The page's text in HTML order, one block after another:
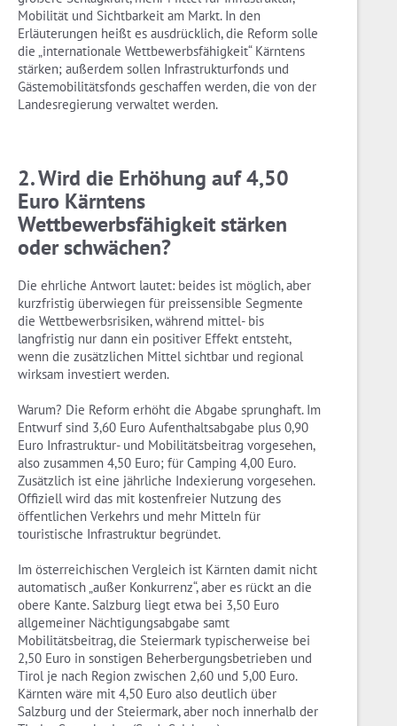
Mobilität und Sichtbarkeit am Markt. In den
Erläuterungen heißt es ausdrücklich, die Reform solle
die „internationale Wettbewerbsfähigkeit“ Kärntens
stärken; außerdem sollen Infrastrukturfonds und
Gästemobilitätsfonds geschaffen werden, die von der
Landesregierung verwaltet werden.
2. Wird die Erhöhung auf 4,50
Euro Kärntens
Wettbewerbsfähigkeit stärken
oder schwächen?
Die ehrliche Antwort lautet: beides ist möglich, aber
kurzfristig überwiegen für preissensible Segmente
die Wettbewerbsrisiken, während mittel- bis
langfristig nur dann ein positiver Effekt entsteht,
wenn die zusätzlichen Mittel sichtbar und regional
wirksam investiert werden.
Warum? Die Reform erhöht die Abgabe sprunghaft. Im
Entwurf sind 3,60 Euro Aufenthaltsabgabe plus 0,90
Euro Infrastruktur- und Mobilitätsbeitrag vorgesehen,
also zusammen 4,50 Euro; für Camping 4,00 Euro.
Zusätzlich ist eine jährliche Indexierung vorgesehen.
Offiziell wird das mit kostenfreier Nutzung des
öffentlichen Verkehrs und mehr Mitteln für
touristische Infrastruktur begründet.
Im österreichischen Vergleich ist Kärnten damit nicht
automatisch „außer Konkurrenz“, aber es rückt an die
obere Kante. Salzburg liegt etwa bei 3,50 Euro
allgemeiner Nächtigungsabgabe samt
Mobilitätsbeitrag, die Steiermark typischerweise bei
2,50 Euro in sonstigen Beherbergungsbetrieben und
Tirol je nach Region zwischen 2,60 und 5,00 Euro.
Kärnten wäre mit 4,50 Euro also deutlich über
Salzburg und der Steiermark, aber noch innerhalb der